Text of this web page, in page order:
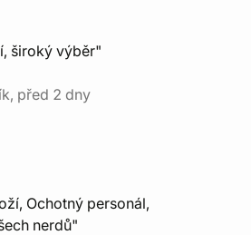
široký výběr"
před 2 dny
Ochotný personál,
nerdů"